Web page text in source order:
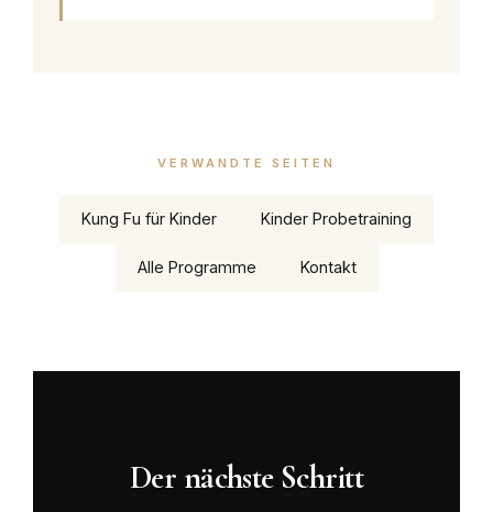
VERWANDTE SEITEN
Kung Fu für Kinder Kinder Probetraining
Alle Programme Kontakt
Der nächste Schritt